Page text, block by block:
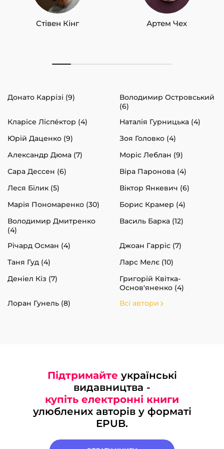
Стівен Кінг Артем Чех
Донато Каррізі (9)
Володимир Островський
(6)
Кларісе Ліспéктор (4)
Наталія Гурницька (4)
Юрій Даценко (9)
Зоя Головко (4)
Александр Дюма (7)
Моріс Леблан (9)
Сара Дессен (6)
Віра Паронова (4)
Леся Білик (5)
Віктор Янкевич (6)
Марія Пономаренко (30)
Борис Крамер (4)
Володимир Дмитренко
(4)
Василь Барка (12)
Річард Осман (4)
Джоан Гарріс (7)
Таня Гуд (4)
Ларс Мелє (10)
Деніел Кіз (7)
Григорій Квітка-
Основ'яненко (4)
Лоран Гунель (8)
Всі автори
Підтримайте українські
видавництва -
купіть електронні книги
улюблених авторів у форматі
EPUB.